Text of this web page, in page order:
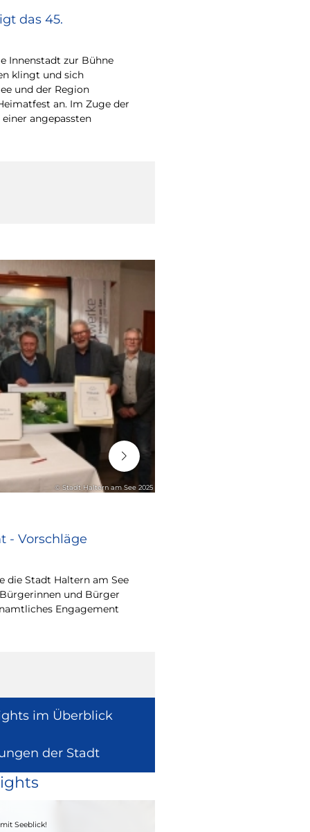
das 45.
Innenstadt zur Bühne
klingt und sich
und der Region
an. Im Zuge der
angepassten
© Stadt Haltern am See 2025
- Vorschläge
die Stadt Haltern am See
und Bürger
Engagement
im Überblick
der Stadt
Seeblick!